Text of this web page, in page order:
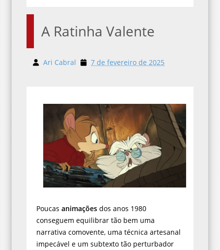
A Ratinha Valente
Ari Cabral 7 de fevereiro de 2025
Poucas animações dos anos 1980
conseguem equilibrar tão bem uma
narrativa comovente, uma técnica artesanal
impecável e um subtexto tão perturbador